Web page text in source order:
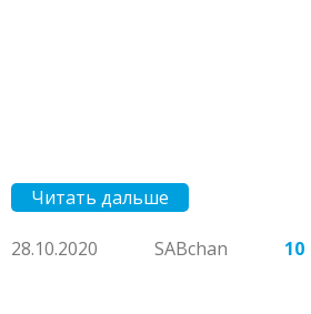
Читать дальше
28.10.2020 SABchan 10